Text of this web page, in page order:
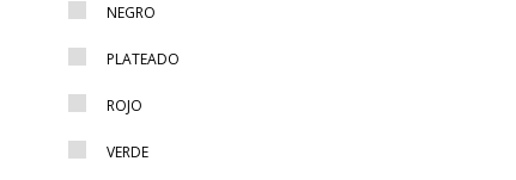
NEGRO
PLATEADO
ROJO
VERDE